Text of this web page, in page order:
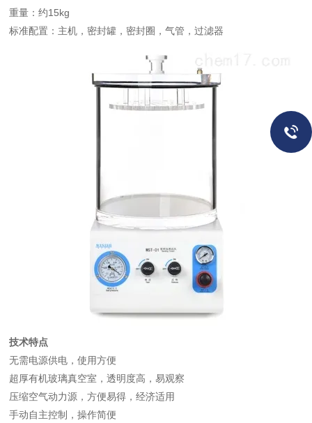
重量：约15kg
标准配置：主机，密封罐，密封圈，气管，过滤器
技术特点
无需电源供电，使用方便
超厚有机玻璃真空室，透明度高，易观察
压缩空气动力源，方便易得，经济适用
手动自主控制，操作简便